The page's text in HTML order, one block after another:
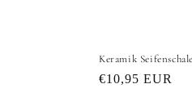
Keramik
Normaler
€10,95 EUR